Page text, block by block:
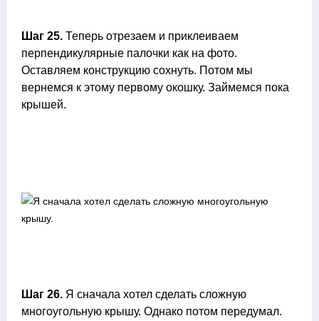
Шаг 25. Теперь отрезаем и приклеиваем
перпендикулярные палочки как на фото.
Оставляем конструкцию сохнуть. Потом мы
вернемся к этому первому окошку. Займемся пока
крышей.
Шаг 26. Я сначала хотел сделать сложную
многоугольную крышу. Однако потом передумал.